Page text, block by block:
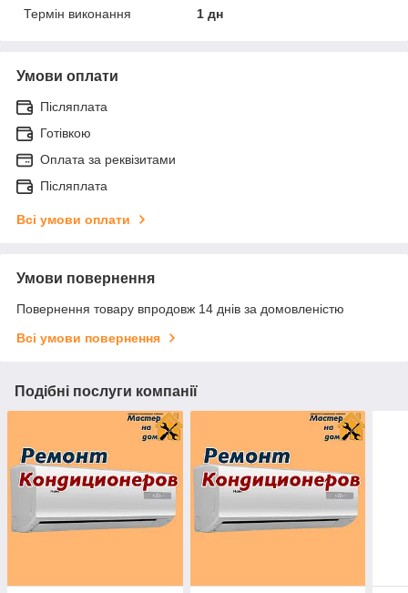
Термін виконання
1 дн
Умови оплати
Післяплата
Готівкою
Оплата за реквізитами
Післяплата
Всі умови оплати
Умови повернення
Повернення товару впродовж 14 днів за домовленістю
Всі умови повернення
Подібні послуги компанії